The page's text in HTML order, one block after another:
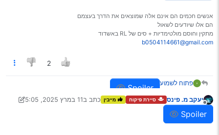
Spoiler
אנשים חכמים הם אינם אלה שמוצאים את הדרך בעצמם
הם אלו שיודעים לשאול
מתקין וחוסם מולטימדיות + סים של RL באשדוד
b0504114661@gmail.com
2
פתוח לשמוע Spoiler
מנותק
יעקב מ. פינס סיירת פיקוח מייבין כתב ב11 במרץ 2025, 5:05
נערך לאחרונה על ידי יעקב מ. פינס
Spoiler